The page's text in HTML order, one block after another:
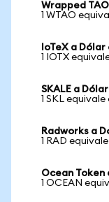
Wrapped
1 WTAO
IoTeX a
1 IOTX
SKALE a
1 SKL
Radworks a
1 RAD
Ocean
1 OCEAN